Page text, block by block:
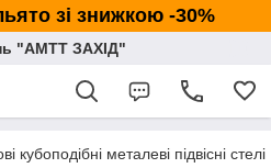
зі знижкою -30%
"АМТТ ЗАХІД"
кубоподібні металеві підвісні стелі